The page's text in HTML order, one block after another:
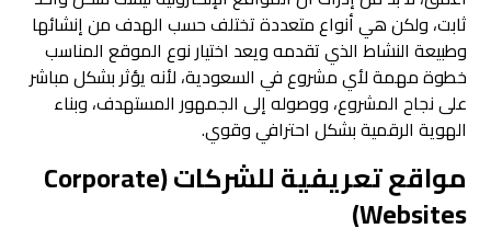
ثابت، ولكن هي أنواع متعددة تختلف حسب الهدف من إنشائها
وطبيعة النشاط الذي تقدمه ويعد اختيار نوع الموقع المناسب
خطوة مهمة لأي مشروع في السعودية، لأنه يؤثر بشكل مباشر
على نجاح المشروع، ووصوله إلى الجمهور المستهدف، وبناء
الهوية الرقمية بشكل احترافي وقوي.
مواقع تعريفية للشركات (Corporate
Websites)